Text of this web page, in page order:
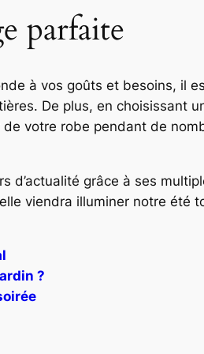
parfaite
à vos goûts et besoins, il
De plus, en choisissant
votre robe pendant de
d’actualité grâce à ses
viendra illuminer notre été
?